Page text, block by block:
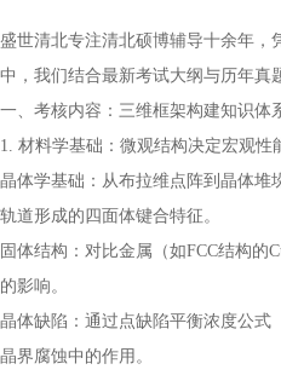
盛世清北专注清北硕博辅导十余年，
中，我们结合最新考试大纲与历年真
一、考核内容：三维框架构建知识体
1. 材料学基础：微观结构决定宏观性
晶体学基础：从布拉维点阵到晶体堆
轨道形成的四面体键合特征。
固体结构：对比金属（如FCC结构
的影响。
晶体缺陷：通过点缺陷平衡浓度公式
晶界腐蚀中的作用。